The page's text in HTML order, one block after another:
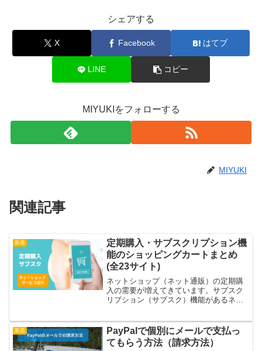
シェアする
X Facebook はてブ
LINE コピー
MIYUKIをフォローする
MIYUKI
関連記事
新着
定期購入・サブスクリプション機
能のショッピングカートまとめ
(全23サイト)
ネットショップ（ネット通販）の定期購
入の需要が増えてきています。サブスク
リプション（サブスク）機能があるネッ
ピングカートをまとめて23サイト紹介し
ます。
新着
PayPalで個別にメールで支払っ
てもらう方法（請求方法）